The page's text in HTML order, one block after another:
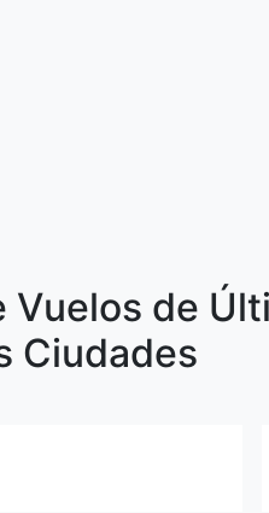
Vuelos de
Ciudades